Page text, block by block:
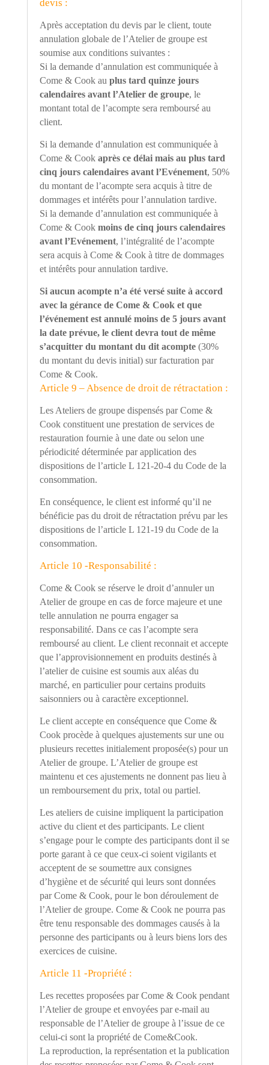
devis :
Après acceptation du devis par le client, toute
annulation globale de l’Atelier de groupe est
soumise aux conditions suivantes :
Si la demande d’annulation est communiquée à
Come & Cook au plus tard quinze jours
calendaires avant l’Atelier de groupe, le
montant total de l’acompte sera remboursé au
client.
Si la demande d’annulation est communiquée à
Come & Cook après ce délai mais au plus tard
cinq jours calendaires avant l’Evénement, 50%
du montant de l’acompte sera acquis à titre de
dommages et intérêts pour l’annulation tardive.
Si la demande d’annulation est communiquée à
Come & Cook moins de cinq jours calendaires
avant l’Evénement, l’intégralité de l’acompte
sera acquis à Come & Cook à titre de dommages
et intérêts pour annulation tardive.
Si aucun acompte n’a été versé suite à accord
avec la gérance de Come & Cook et que
l’événement est annulé moins de 5 jours avant
la date prévue, le client devra tout de même
s’acquitter du montant du dit acompte (30%
du montant du devis initial) sur facturation par
Come & Cook.
Article 9 – Absence de droit de rétractation :
Les Ateliers de groupe dispensés par Come &
Cook constituent une prestation de services de
restauration fournie à une date ou selon une
périodicité déterminée par application des
dispositions de l’article L 121-20-4 du Code de la
consommation.
En conséquence, le client est informé qu’il ne
bénéficie pas du droit de rétractation prévu par les
dispositions de l’article L 121-19 du Code de la
consommation.
Article 10 -Responsabilité :
Come & Cook se réserve le droit d’annuler un
Atelier de groupe en cas de force majeure et une
telle annulation ne pourra engager sa
responsabilité. Dans ce cas l’acompte sera
remboursé au client. Le client reconnait et accepte
que l’approvisionnement en produits destinés à
l’atelier de cuisine est soumis aux aléas du
marché, en particulier pour certains produits
saisonniers ou à caractère exceptionnel.
Le client accepte en conséquence que Come &
Cook procède à quelques ajustements sur une ou
plusieurs recettes initialement proposée(s) pour un
Atelier de groupe. L’Atelier de groupe est
maintenu et ces ajustements ne donnent pas lieu à
un remboursement du prix, total ou partiel.
Les ateliers de cuisine impliquent la participation
active du client et des participants. Le client
s’engage pour le compte des participants dont il se
porte garant à ce que ceux-ci soient vigilants et
acceptent de se soumettre aux consignes
d’hygiène et de sécurité qui leurs sont données
par Come & Cook, pour le bon déroulement de
l’Atelier de groupe. Come & Cook ne pourra pas
être tenu responsable des dommages causés à la
personne des participants ou à leurs biens lors des
exercices de cuisine.
Article 11 -Propriété :
Les recettes proposées par Come & Cook pendant
l’Atelier de groupe et envoyées par e-mail au
responsable de l’Atelier de groupe à l’issue de ce
celui-ci sont la propriété de Come&Cook.
La reproduction, la représentation et la publication